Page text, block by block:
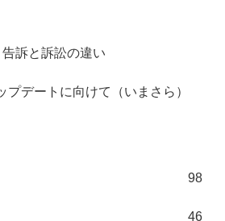
訴と訴訟の違い
プデートに向けて（いまさら）
98
46